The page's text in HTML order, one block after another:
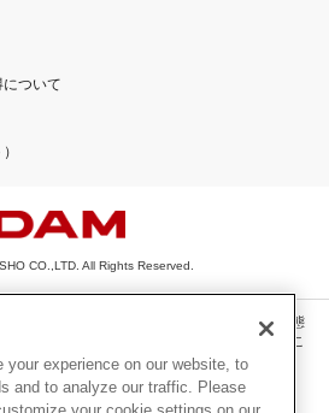
ついて
CO.,LTD. All Rights Reserved.
文章・画像・写真・動画・音声等を、手段や形態
超えて無断で複製、転載、ファイル化などするこ
ご利用いただけない場合があります。
experience on our website, to
and to analyze our traffic. Please